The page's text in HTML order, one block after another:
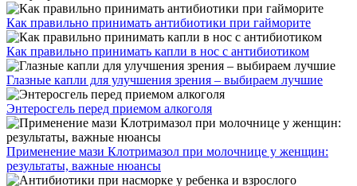
Как правильно принимать антибиотики при гайморите
Как правильно принимать капли в нос с антибиотиком
Глазные капли для улучшения зрения – выбираем лучшие
Энтеросгель перед приемом алкоголя
Применение мази Клотримазол при молочнице у женщин:
результаты, важные нюансы